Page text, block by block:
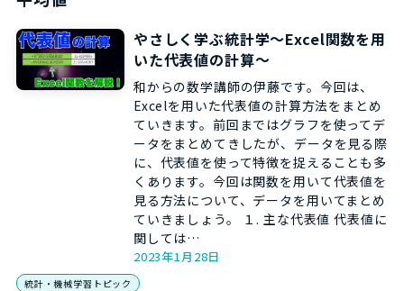
やさしく学ぶ統計学～Excel関数を用
いた代表値の計算～
和からの数学講師の伊藤です。今回は、
Excelを用いた代表値の計算方法をまとめ
ていきます。前回まではグラフを使ってデ
ータをまとめてきしたが、データを見る際
に、代表値を使って特徴を捉えることも多
くあります。今回は関数を用いて代表値を
見る方法について、データを用いてまとめ
ていきましょう。 １. 主な代表値 代表値に
関しては…
2023年1月28日
統計・機械学習トピック